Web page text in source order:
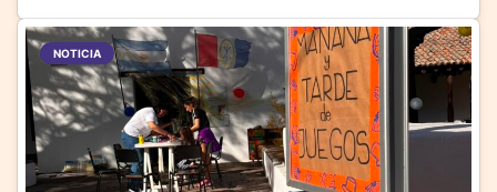
NOTICIA